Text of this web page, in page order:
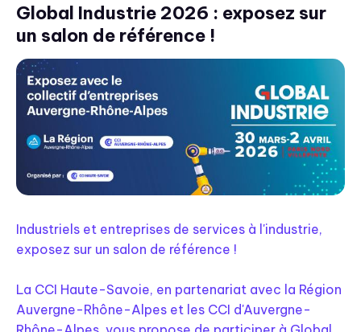
Global Industrie 2026 : exposez sur
un salon de référence !
Industriels et entreprises de services à l'industrie,
exposez sur un salon de référence !
La CCI Haute-Savoie, en partenariat avec la Région
Auvergne-Rhône-Alpes et les CCI d'Auvergne-